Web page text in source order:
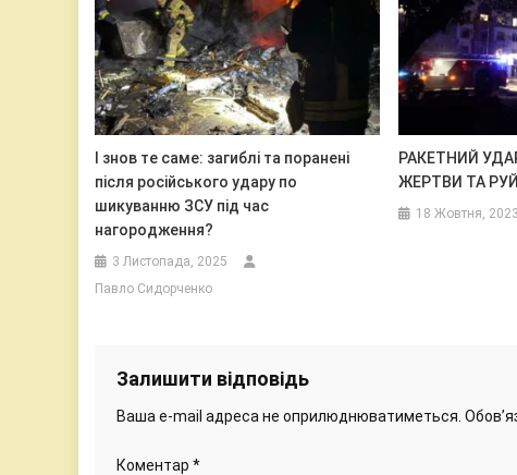
І знов те саме: загиблі та поранені
після російського удару по
шикуванню ЗСУ під час
нагородження?
3 Листопада, 2025
Павло Сидорченко
РАКЕТНИЙ
ЖЕРТВИ ТА
18 Жовтня, 2023
Залишити відповідь
Ваша e-mail адреса не оприлюднюватиметься.
Коментар *